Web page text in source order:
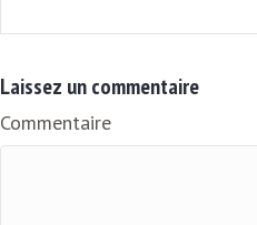
Laissez un commentaire
Commentaire